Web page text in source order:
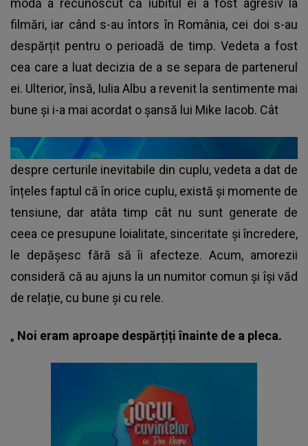
modă a recunoscut că iubitul ei a fost agresiv la
filmări, iar când s-au întors în România, cei doi s-au
despărțit pentru o perioadă de timp. Vedeta a fost
cea care a luat decizia de a se separa de partenerul
ei. Ulterior, însă, Iulia Albu a revenit la sentimente mai
bune și i-a mai acordat o șansă lui Mike Iacob. Cât
despre certurile inevitabile din cuplu, vedeta a dat de
înțeles faptul că în orice cuplu, există și momente de
tensiune, dar atâta timp cât nu sunt generate de
ceea ce presupune loialitate, sinceritate și încredere,
le depășesc fără să îi afecteze. Acum, amorezii
consideră că au ajuns la un numitor comun și își văd
de relație, cu bune și cu rele.
„ Noi eram aproape despărțiți înainte de a pleca.